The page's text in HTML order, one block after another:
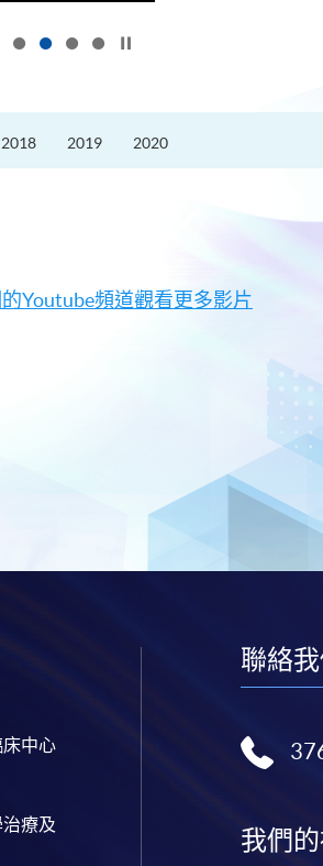
2018 2019 2020
Youtube頻道觀看更多影片
中心
療及
聯絡我
我們